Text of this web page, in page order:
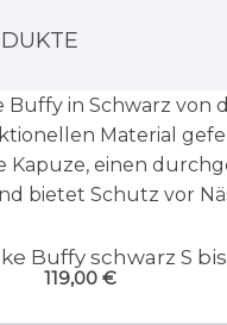
Buffy schwarz S
119,00€